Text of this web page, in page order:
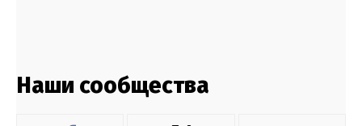
Наши сообщества